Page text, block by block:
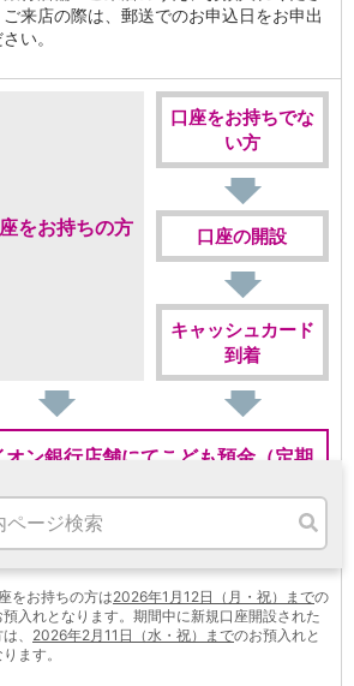
めに
ご来店の際は、郵送でのお申込日をお申出
い。
をお持ちの方
口座をお持ちでな
い方
口座の開設
キャッシュカード
到着
オン銀行店舗にてこども預金（定期
の場でオリジナルグッズプレゼント
をお持ちの方は2026年1月12日（月・祝）までの
預入れとなります。期間中に新規口座開設された
、 2026年2月11日（水・祝）までのお預入れと
ります。